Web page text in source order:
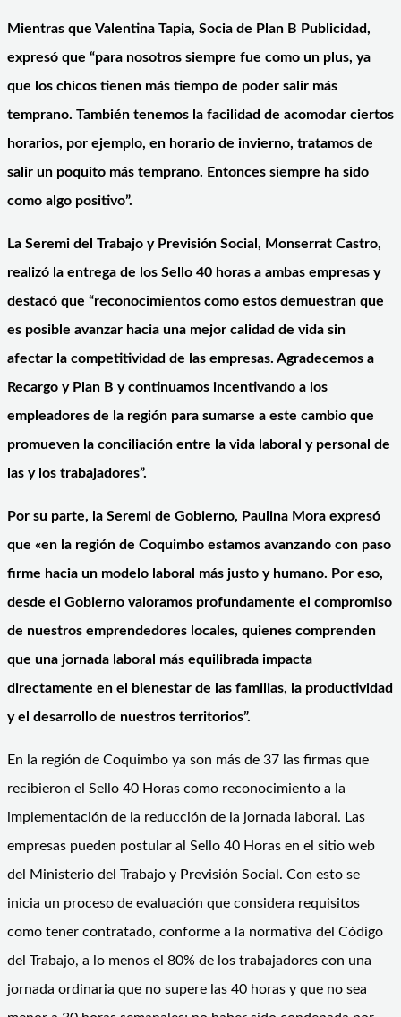
Mientras que Valentina Tapia, Socia de Plan B Publicidad,
expresó que “para nosotros siempre fue como un plus, ya
que los chicos tienen más tiempo de poder salir más
temprano. También tenemos la facilidad de acomodar ciertos
horarios, por ejemplo, en horario de invierno, tratamos de
salir un poquito más temprano. Entonces siempre ha sido
como algo positivo”.
La Seremi del Trabajo y Previsión Social, Monserrat Castro,
realizó la entrega de los Sello 40 horas a ambas empresas y
destacó que “reconocimientos como estos demuestran que
es posible avanzar hacia una mejor calidad de vida sin
afectar la competitividad de las empresas. Agradecemos a
Recargo y Plan B y continuamos incentivando a los
empleadores de la región para sumarse a este cambio que
promueven la conciliación entre la vida laboral y personal de
las y los trabajadores”.
Por su parte, la Seremi de Gobierno, Paulina Mora expresó
que «en la región de Coquimbo estamos avanzando con paso
firme hacia un modelo laboral más justo y humano. Por eso,
desde el Gobierno valoramos profundamente el compromiso
de nuestros emprendedores locales, quienes comprenden
que una jornada laboral más equilibrada impacta
directamente en el bienestar de las familias, la productividad
y el desarrollo de nuestros territorios”.
En la región de Coquimbo ya son más de 37 las firmas que
recibieron el Sello 40 Horas como reconocimiento a la
implementación de la reducción de la jornada laboral. Las
empresas pueden postular al Sello 40 Horas en el sitio web
del Ministerio del Trabajo y Previsión Social. Con esto se
inicia un proceso de evaluación que considera requisitos
como tener contratado, conforme a la normativa del Código
del Trabajo, a lo menos el 80% de los trabajadores con una
jornada ordinaria que no supere las 40 horas y que no sea